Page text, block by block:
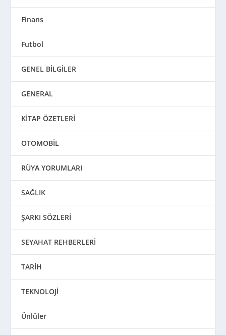
Finans
Futbol
GENEL BİLGİLER
GENERAL
KİTAP ÖZETLERİ
OTOMOBİL
RÜYA YORUMLARI
SAĞLIK
ŞARKI SÖZLERİ
SEYAHAT REHBERLERİ
TARİH
TEKNOLOJİ
Ünlüler